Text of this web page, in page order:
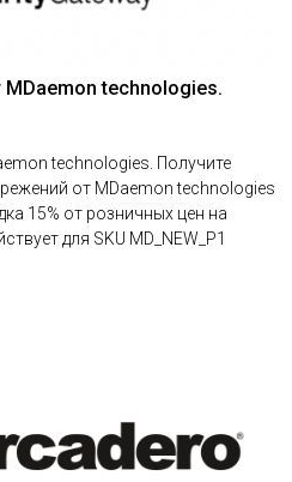
technologies.
technologies. Получите
от MDaemon technologies
15% от розничных цен на
для SKU MD_NEW_P1